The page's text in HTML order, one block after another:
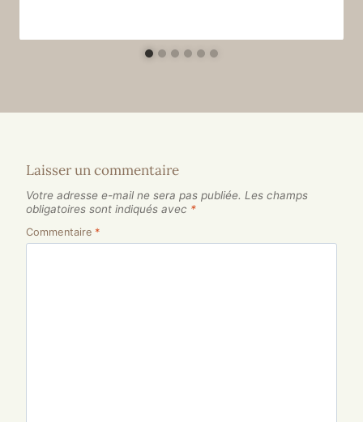
Laisser un commentaire
Votre adresse e-mail ne sera pas publiée. Les champs
obligatoires sont indiqués avec *
Commentaire *